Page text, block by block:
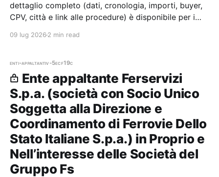
dettaglio completo (dati, cronologia, importi, buyer,
CPV, città e link alle procedure) è disponibile per i
09 lug 2026 2 min read
enti-appaltantiv-5ecf19c
Ente appaltante Ferservizi
S.p.a. (società con Socio Unico
Soggetta alla Direzione e
Coordinamento di Ferrovie Dello
Stato Italiane S.p.a.) in Proprio e
Nell’interesse delle Società del
Gruppo Fs